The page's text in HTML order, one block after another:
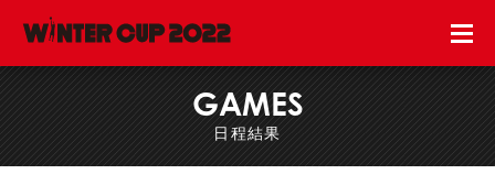
GAMES
日程結果